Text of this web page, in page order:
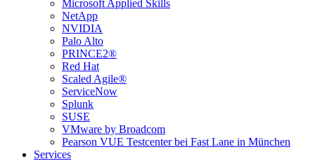
Microsoft Applied Skills
NetApp
NVIDIA
Palo Alto
PRINCE2®
Red Hat
Scaled Agile®
ServiceNow
Splunk
SUSE
VMware by Broadcom
Pearson VUE Testcenter bei Fast Lane in München
Services